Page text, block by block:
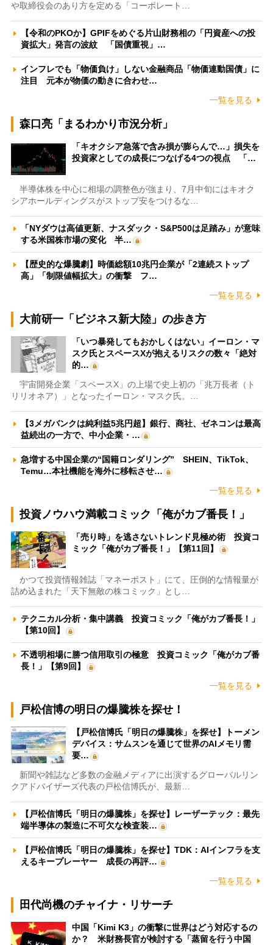
や取締役会のあり方を定める「コーポレート…
【令和のPKOか】GPIFをめぐる片山財務相の「円資産への投
資拡大」発言の波紋 「国債重視」…
インフレでも「物価負け」しない金融商品「物価連動国債」に
注目 元本が物価の動きに合わせ…
一覧を見る
森口亮「まるわかり市況分析」
「キオクシア急落で含み損が膨らんで…」損失を
投資家としての成長につなげる4つの視点 「…
半導体株を中心に相場の調整色が強まり、7月中旬にはキオク
シアホールディングスがストップ安をつけるな…
「NYダウは高値更新、ナスダック・S&P500は足踏み」が意味
する米国株市場の変化 半…
【歴史的な爆騰劇】時価総額10兆円企業が「2連続ストップ
高」「制限値幅拡大」の衝撃 フ…
一覧を見る
大前研一「ビジネス新大陸」の歩き方
「いつ暴発してもおかしくはない」イーロン・マ
スク氏とスペースXが抱えるリスクの数々「絶対
的…
宇宙開発企業「スペースX」の上場で史上初の「兆万長者（ト
リリオネア）」となったイーロン・マスク氏。…
【3メガバンクは純利益5兆円超】銀行、商社、ゼネコンは最高
益続出の一方で、中小企業・…
急増する中国企業の“国籍ロンダリング” SHEIN、TikTok、
Temu…本社機能を海外に移転させ…
一覧を見る
投資ノウハウ満載コミック「俺がカブ番長！」
「売り時」を逃さないトレンド見極め術 投資コ
ミック「俺がカブ番長！」【第11回】
かつて投資情報雑誌「マネーポスト」にて、圧倒的な情報量が
詰め込まれた「天下無敵の株コミック」とし…
テクニカル分析・集中講義 投資コミック「俺がカブ番長！」
【第10回】
不透明相場に勝つ信用取引の極意 投資コミック「俺がカブ番
長！」【第9回】
一覧を見る
戸松信博の明日の爆騰株を探せ！
【戸松信博氏「明日の爆騰株」を探せ】トーメン
デバイス：サムスンを通じて世界のAIメモリ需
要…
新聞や雑誌など多数の金融メディアに出演するグローバルリン
クアドバイザーズ代表の戸松信博氏が、最新…
【戸松信博氏「明日の爆騰株」を探せ】レーザーテック：最先
端半導体の製造に不可欠な検査装…
【戸松信博氏「明日の爆騰株」を探せ】TDK：AIインフラを支
えるキープレーヤー 成長の再評…
一覧を見る
田代尚機のチャイナ・リサーチ
中国「Kimi K3」の衝撃に世界はどう対応するの
か？ 米財務長官が検討する「蒸留を行う中国